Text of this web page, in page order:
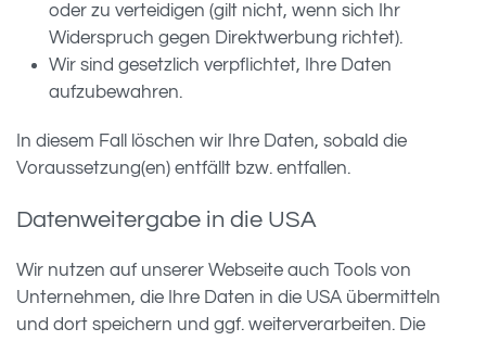
oder zu verteidigen (gilt nicht, wenn sich Ihr
Widerspruch gegen Direktwerbung richtet).
Wir sind gesetzlich verpflichtet, Ihre Daten
aufzubewahren.
In diesem Fall löschen wir Ihre Daten, sobald die
Voraussetzung(en) entfällt bzw. entfallen.
Datenweitergabe in die USA
Wir nutzen auf unserer Webseite auch Tools von
Unternehmen, die Ihre Daten in die USA übermitteln
und dort speichern und ggf. weiterverarbeiten. Die